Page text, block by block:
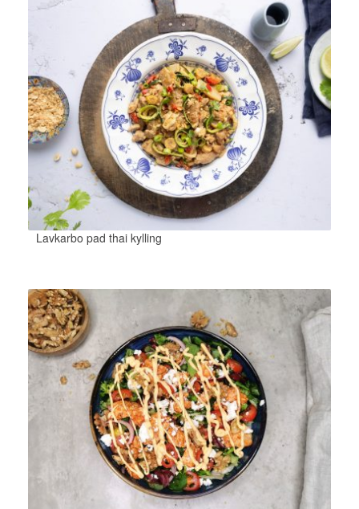
Lavkarbo pad thai kylling